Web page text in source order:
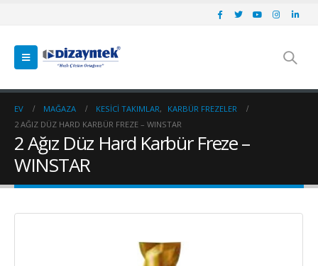
EV MAĞAZA KESICI TAKIMLAR,
KARBÜR FREZELER
2 AĞIZ DÜZ HARD KARBÜR FREZE – WINSTAR
2 Ağız Düz Hard Karbür Freze –
WINSTAR